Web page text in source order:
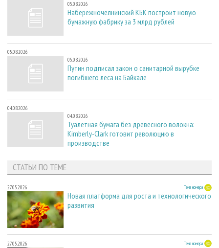
05.08.2026
Набережночелнинский КБК построит новую
бумажную фабрику за 3 млрд рублей
05.08.2026
05.08.2026
Путин подписал закон о санитарной вырубке
погибшего леса на Байкале
04.08.2026
04.08.2026
Туалетная бумага без древесного волокна:
Kimberly-Clark готовит революцию в
производстве
СТАТЬИ ПО ТЕМЕ
27.05.2026 Тема номера
Новая платформа для роста и технологического
развития
27.05.2026 Тема номера